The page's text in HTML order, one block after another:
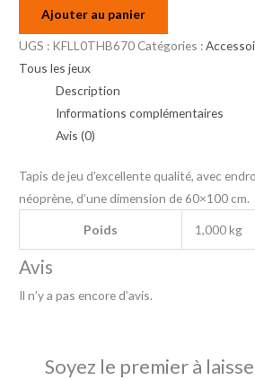
Ajouter au panier
UGS : KFLL0THB670 Catégories :
Tous les jeux
Description
Informations complémentaires
Avis (0)
Tapis de jeu d’excellente qualité, avec
néoprène, d’une dimension de 60×100 cm.
Poids 1,000 kg
Avis
Il n’y a pas encore d’avis.
Soyez le premier à